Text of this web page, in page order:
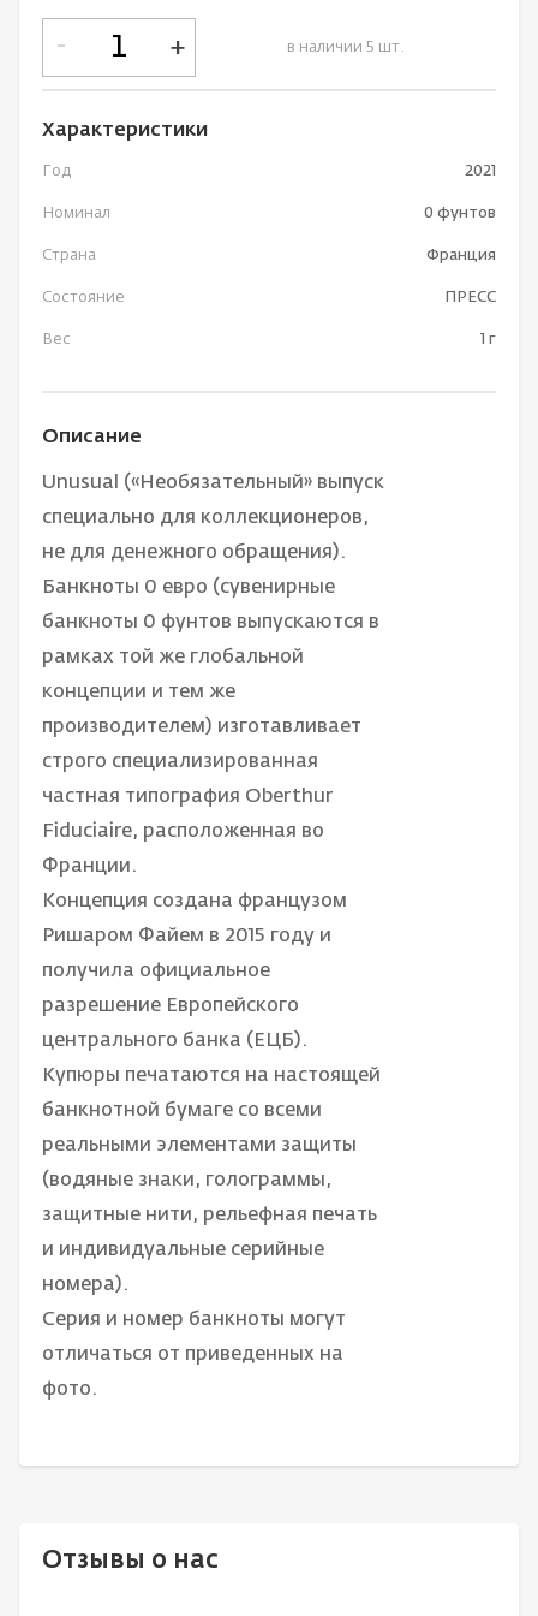
в наличии 5 шт.
- +
Характеристики
Год 2021
Номинал 0 фунтов
Страна Франция
Состояние ПРЕСС
Вес 1 г
Описание
Unusual («Необязательный» выпуск
специально для коллекционеров,
не для денежного обращения).
Банкноты 0 евро (сувенирные
банкноты 0 фунтов выпускаются в
рамках той же глобальной
концепции и тем же
производителем) изготавливает
строго специализированная
частная типография Oberthur
Fiduciaire, расположенная во
Франции.
Концепция создана французом
Ришаром Файем в 2015 году и
получила официальное
разрешение Европейского
центрального банка (ЕЦБ).
Купюры печатаются на настоящей
банкнотной бумаге со всеми
реальными элементами защиты
(водяные знаки, голограммы,
защитные нити, рельефная печать
и индивидуальные серийные
номера).
Серия и номер банкноты могут
отличаться от приведенных на
фото.
Отзывы о нас